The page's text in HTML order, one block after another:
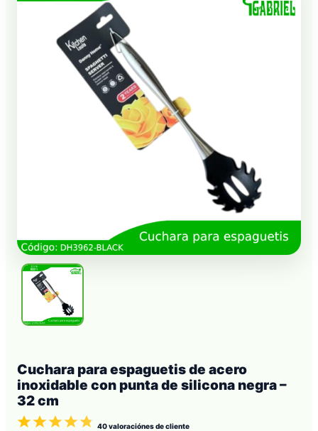
Cuchara para espaguetis de acero
inoxidable con punta de silicona negra –
32 cm
40valoraciónes de cliente